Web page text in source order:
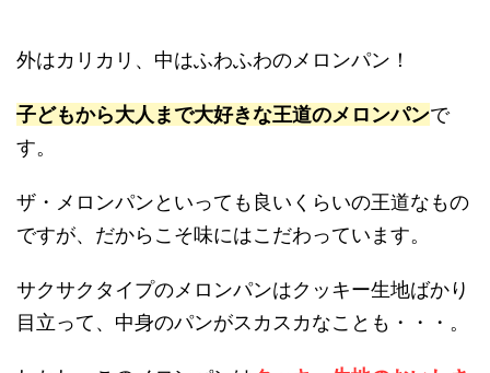
外はカリカリ、中はふわふわのメロンパン！
子どもから大人まで大好きな王道のメロンパンで
す。
ザ・メロンパンといっても良いくらいの王道なもの
ですが、だからこそ味にはこだわっています。
サクサクタイプのメロンパンはクッキー生地ばかり
目立って、中身のパンがスカスカなことも・・・。